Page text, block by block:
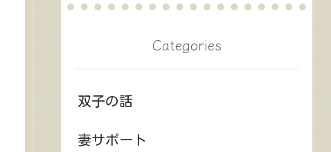
Categories
双子の話
妻サポート